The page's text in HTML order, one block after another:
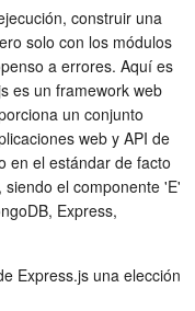
construir una
solo con los módulos
a errores. Aquí es
es un framework web
un conjunto
web y API de
en el estándar de facto
el componente 'E'
Express,
Express.js una elección